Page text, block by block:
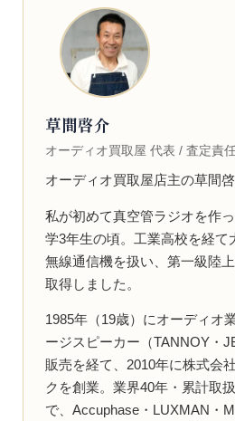
草間啓介
オーディオ買取屋 代表 / 査定責
オーディオ買取屋店主の草間啓
私が初めて真空管ラジオを作
学3年生の頃。工業高校を経て
無線通信機を扱い、第一級陸
取得しました。
1985年（19歳）にオーディオ
ージスピーカー（TANNOY・
販売を経て、2010年に株式会
クを創業。業界40年・累計取
で、Accuphase・LUXMAN・